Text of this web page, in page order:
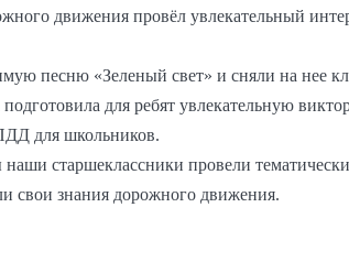
движения провёл увлекательный
песню «Зеленый свет» и сняли на нее
для ребят увлекательную
для школьников.
старшеклассники провели
свои знания дорожного движения.